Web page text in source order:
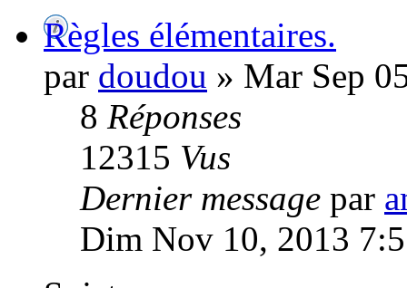
Règles élémentaires.
par doudou » Mar Sep
8 Réponses
12315 Vus
Dernier message par
Dim Nov 10, 2013